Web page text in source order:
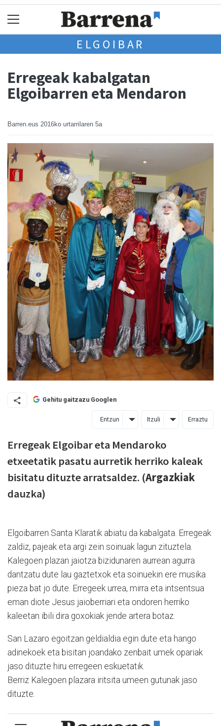
ELGOIBAR
Erregeak kabalgatan
Elgoibarren eta Mendaron
Barren.eus 2016ko urtarrilaren 5a
Gehitu gaitzazu Googlen
Entzun Itzuli Erraztu
Erregeak Elgoibar eta Mendaroko
etxeetatik pasatu aurretik herriko kaleak
bisitatu dituzte arratsaldez. (Argazkiak
dauzka)
Elgoibarren Santa Klaratik abiatu da kabalgata. Erregeak
zaldiz, pajeak eta argi zein soinuak lagun zituztela.
Kalegoen plazan jaiotza bizidunaren aurrean agurra
dantzatu dute lau gaztetxok eta soinuekin ere musika
pieza bat jo dute. Erregeek urrea, mirra eta intsentsua
eman diote Jesus jaioberriari eta ondoren herriko
kaleetan ibili dira goxokiak jende artera botaz.
San Lazaro egoitzan geldialdia egin dute eta hango
adinekoek eta bisitan joandako zenbait umek opariak
jaso dituzte hiru erregeen eskuetatik.
Berriz Kalegoen plazara iritsita umeen gutunak jaso
dituzte.